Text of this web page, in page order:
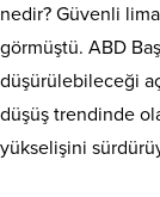
nedir? Güvenli
görmüştü. ABD
düşürülebileceği
düşüş trendinde
yükselişini